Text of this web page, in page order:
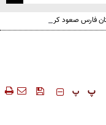
فارس صعود کرد
‍‍‍ پ پ